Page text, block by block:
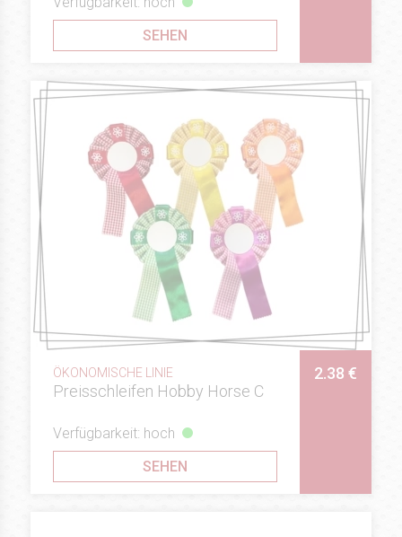
SEHEN
ÖKONOMISCHE LINIE
Preisschleifen Hobby Horse C
2.38 €
Verfügbarkeit: hoch
SEHEN